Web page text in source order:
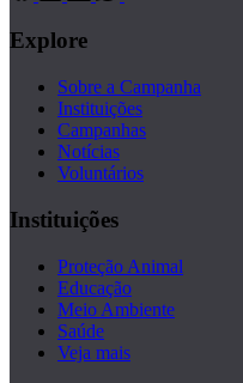
Explore
Sobre a Campanha
Instituições
Campanhas
Notícias
Voluntários
Instituições
Proteção Animal
Educação
Meio Ambiente
Saúde
Veja mais